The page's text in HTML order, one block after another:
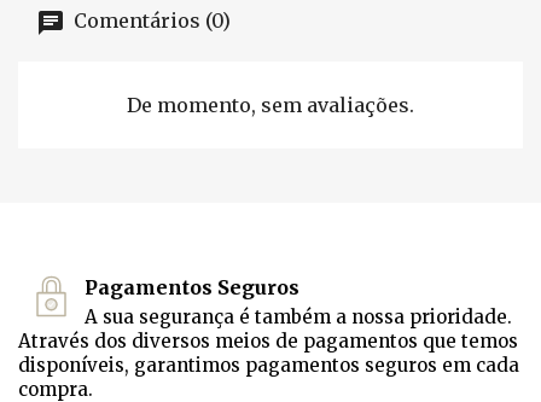
Comentários (0)
De momento, sem avaliações.
Pagamentos Seguros
A sua segurança é também a nossa prioridade.
Através dos diversos meios de pagamentos que temos
disponíveis, garantimos pagamentos seguros em cada
compra.